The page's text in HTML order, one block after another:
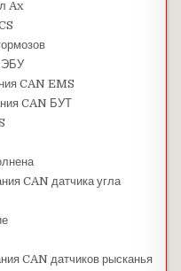
Ax
ЭБУ
CAN EMS
CAN БУТ
CAN датчика угла
CAN датчиков рысканья